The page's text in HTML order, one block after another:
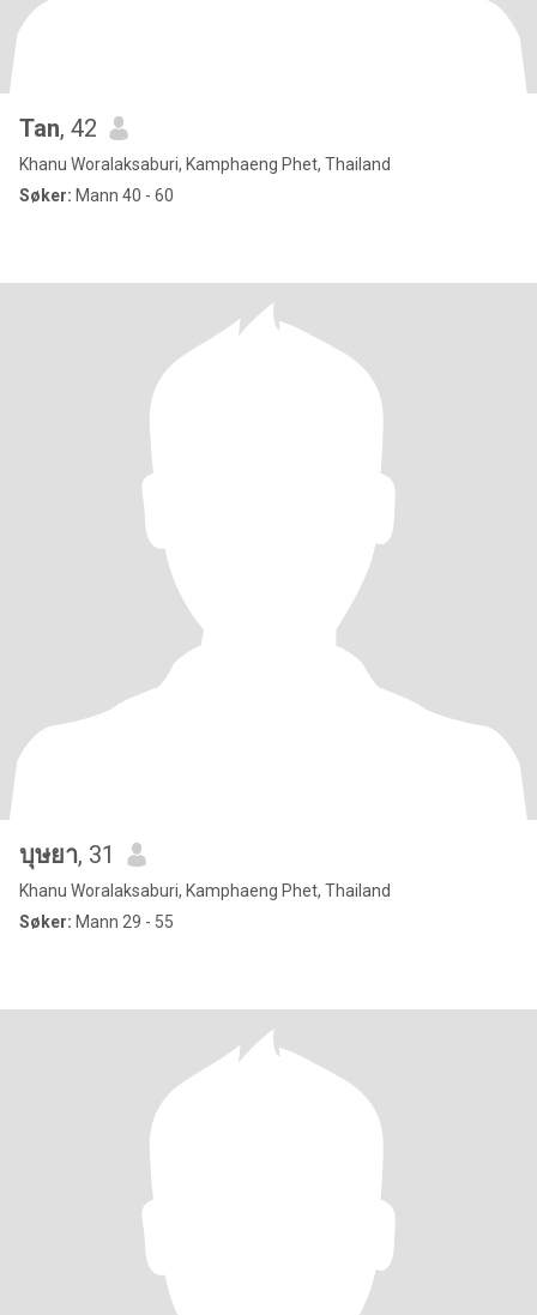
Tan, 42
Khanu Woralaksaburi, Kamphaeng Phet, Thailand
Søker: Mann 40 - 60
บุษยา, 31
Khanu Woralaksaburi, Kamphaeng Phet, Thailand
Søker: Mann 29 - 55